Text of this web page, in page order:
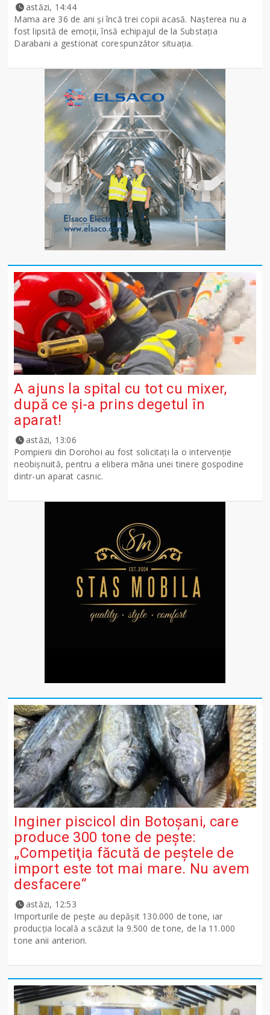
astăzi, 14:44
Mama are 36 de ani și încă trei copii acasă. Nașterea nu a
fost lipsită de emoții, însă echipajul de la Substația
Darabani a gestionat corespunzător situația.
A ajuns la spital cu tot cu mixer,
după ce și-a prins degetul în
aparat!
astăzi, 13:06
Pompierii din Dorohoi au fost solicitați la o intervenție
neobișnuită, pentru a elibera mâna unei tinere gospodine
dintr-un aparat casnic.
Inginer piscicol din Botoşani, care
produce 300 tone de peşte:
„Competiţia făcută de peştele de
import este tot mai mare. Nu avem
desfacere“
astăzi, 12:53
Importurile de peşte au depăşit 130.000 de tone, iar
producţia locală a scăzut la 9.500 de tone, de la 11.000
tone anii anteriori.